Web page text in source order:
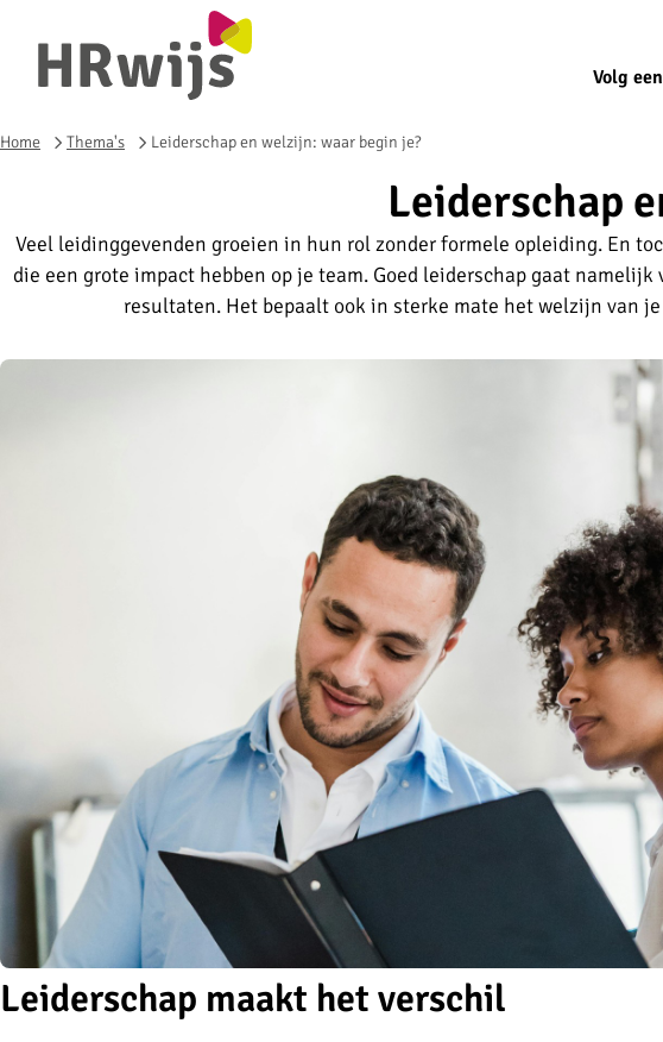
Volg
Home Thema's Leiderschap en welzijn: waar begin je?
Leiderschap
Veel leidinggevenden groeien in hun rol zonder formele opleiding. En
die een grote impact hebben op je team. Goed leiderschap gaat namelijk
resultaten. Het bepaalt ook in sterke mate het welzijn van
Leiderschap maakt het verschil